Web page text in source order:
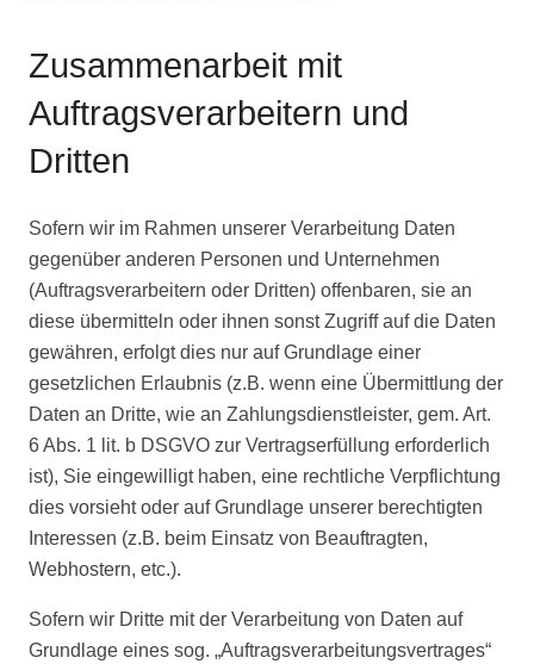
Zusammenarbeit mit
Auftragsverarbeitern und
Dritten
Sofern wir im Rahmen unserer Verarbeitung Daten
gegenüber anderen Personen und Unternehmen
(Auftragsverarbeitern oder Dritten) offenbaren, sie an
diese übermitteln oder ihnen sonst Zugriff auf die Daten
gewähren, erfolgt dies nur auf Grundlage einer
gesetzlichen Erlaubnis (z.B. wenn eine Übermittlung der
Daten an Dritte, wie an Zahlungsdienstleister, gem. Art.
6 Abs. 1 lit. b DSGVO zur Vertragserfüllung erforderlich
ist), Sie eingewilligt haben, eine rechtliche Verpflichtung
dies vorsieht oder auf Grundlage unserer berechtigten
Interessen (z.B. beim Einsatz von Beauftragten,
Webhostern, etc.).
Sofern wir Dritte mit der Verarbeitung von Daten auf
Grundlage eines sog. „Auftragsverarbeitungsvertrages“